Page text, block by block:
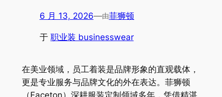
6 月 13, 2026—由菲狮顿
于 职业装 businesswear
在美业领域，员工着装是品牌形象的直观载体，
更是专业服务与品牌文化的外在表达。菲狮顿